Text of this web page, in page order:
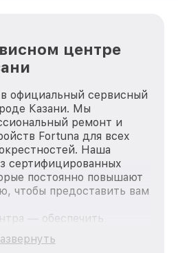
центре
официальный сервисный
Казани. Мы
ремонт и
Fortuna для всех
Наша
сертифицированных
постоянно повышают
чтобы предоставить вам
— обеспечить
ремонт для
продукции Fortuna, вне